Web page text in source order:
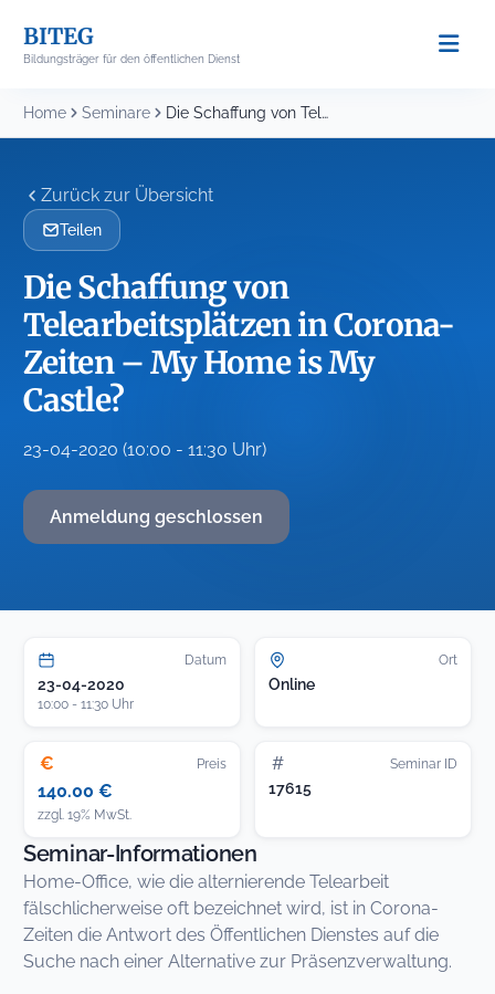
content
BITEG
Bildungsträger für den öffentlichen Dienst
Home Seminare Die Schaffung von Telearbeitsplätzen in Corona-Zeiten – My...
Zurück zur Übersicht
Teilen
Die Schaffung von
Telearbeitsplätzen in Corona-
Zeiten – My Home is My
Castle?
23-04-2020 (10:00 - 11:30 Uhr)
Anmeldung geschlossen
Datum
23-04-2020
10:00 - 11:30 Uhr
Ort
Online
€ Preis
140.00 €
zzgl. 19% MwSt.
# Seminar ID
17615
Seminar-Informationen
Home-Office, wie die alternierende Telearbeit
fälschlicherweise oft bezeichnet wird, ist in Corona-
Zeiten die Antwort des Öffentlichen Dienstes auf die
Suche nach einer Alternative zur Präsenzverwaltung.